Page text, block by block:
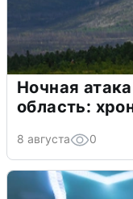
Ночная
область:
8 августа 0